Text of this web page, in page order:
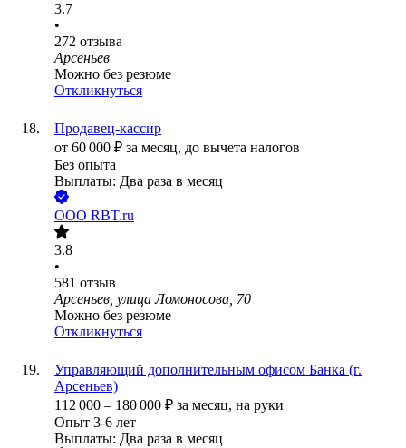
3.7
•
272 отзыва
Арсеньев
Можно без резюме
Откликнуться
Продавец-кассир
от 60 000 ₽ за месяц, до вычета налогов
Без опыта
Выплаты: Два раза в месяц
ООО RBT.ru
3.8
•
581 отзыв
Арсеньев, улица Ломоносова, 70
Можно без резюме
Откликнуться
Управляющий дополнительным офисом Банка (г.
Арсеньев)
112 000 – 180 000 ₽ за месяц, на руки
Опыт 3-6 лет
Выплаты: Два раза в месяц